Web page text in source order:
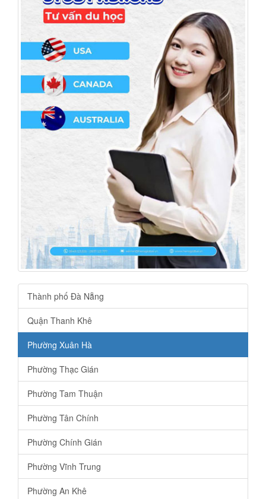
Thành phố Đà Nẵng
Quận Thanh Khê
Phường Xuân Hà
Phường Thạc Gián
Phường Tam Thuận
Phường Tân Chính
Phường Chính Gián
Phường Vĩnh Trung
Phường An Khê